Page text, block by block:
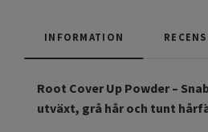
INFORMATION
Root Cover Up Powder –
utväxt, grå hår och tunt